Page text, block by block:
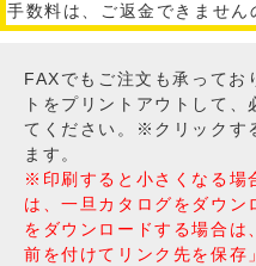
手数料は、ご返金できません
FAXでもご注文も承ってお
トをプリントアウトして
てください。※クリックす
ます。
※印刷すると小さくなる場
は、一旦カタログをダウン
をダウンロードする場合
前を付けてリンク先を保存